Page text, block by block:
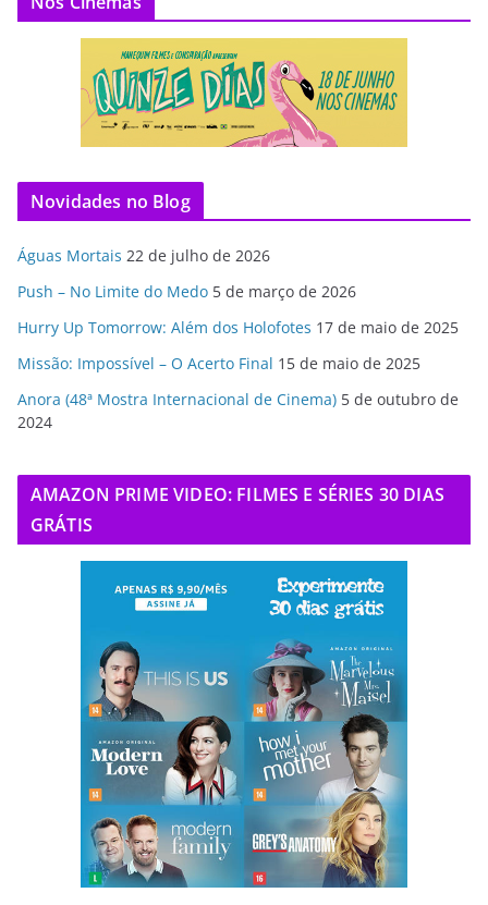
Novidades no Blog
Águas Mortais 22 de julho de 2026
Push – No Limite do Medo 5 de março de 2026
Hurry Up Tomorrow: Além dos Holofotes 17 de maio de 2025
Missão: Impossível – O Acerto Final 15 de maio de 2025
Anora (48ª Mostra Internacional de Cinema) 5 de outubro de
2024
AMAZON PRIME VIDEO: FILMES E SÉRIES 30 DIAS
GRÁTIS